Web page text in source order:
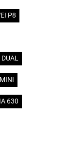
P8
DUAL
630